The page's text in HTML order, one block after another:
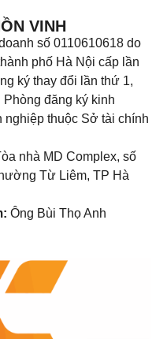
VINH
số 0110610618 do
phố Hà Nội cấp lần
ký thay đổi lần thứ 1,
đăng ký kinh
nghiệp thuộc Sở tài chính
nhà MD Complex, số
Từ Liêm, TP Hà
Ông Bùi Thọ Anh